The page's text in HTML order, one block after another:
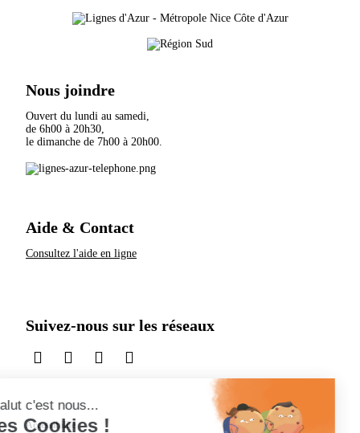
Nous joindre
Ouvert du lundi au samedi,
de 6h00 à 20h30,
le dimanche de 7h00 à 20h00.
Aide & Contact
Consultez l'aide en ligne
Suivez-nous sur les réseaux
sur LinkedInsur Instagram
sur TikTok
sur X
Accessibilité